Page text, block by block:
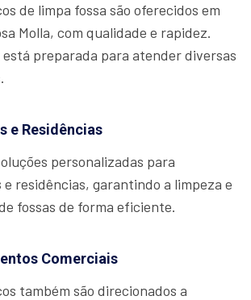
de limpa fossa são oferecidos em
Molla, com qualidade e rapidez.
está preparada para atender diversas
e Residências
personalizadas para
e residências, garantindo a limpeza e
fossas de forma eficiente.
Comerciais
também são direcionados a